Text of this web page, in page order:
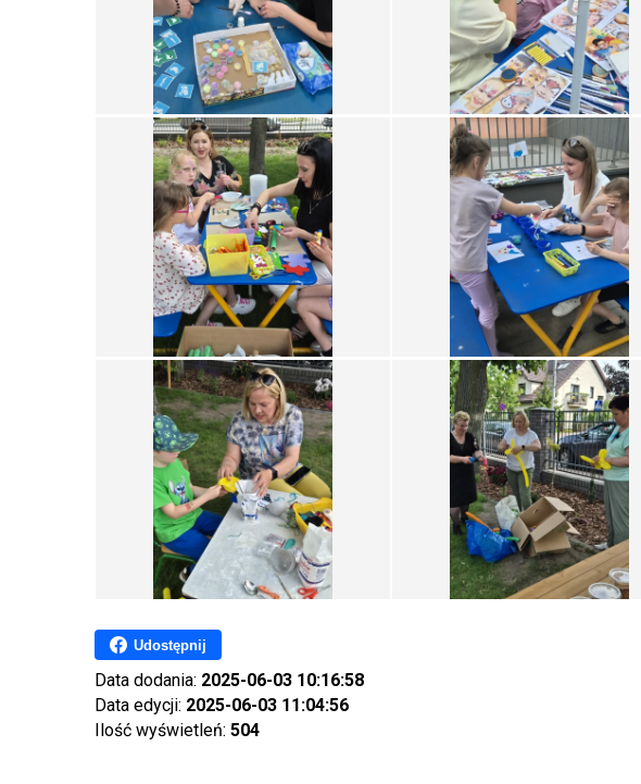
Udostępnij
Data dodania: 2025-06-03 10:16:58
Data edycji: 2025-06-03 11:04:56
Ilość wyświetleń: 504